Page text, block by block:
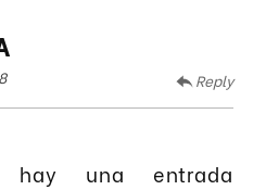
Reply
hay una entrada